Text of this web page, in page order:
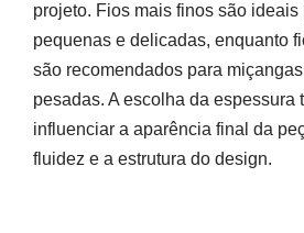
projeto. Fios mais finos são
pequenas e delicadas, enquanto
são recomendados para
pesadas. A escolha da espessura
influenciar a aparência final da
fluidez e a estrutura do design.